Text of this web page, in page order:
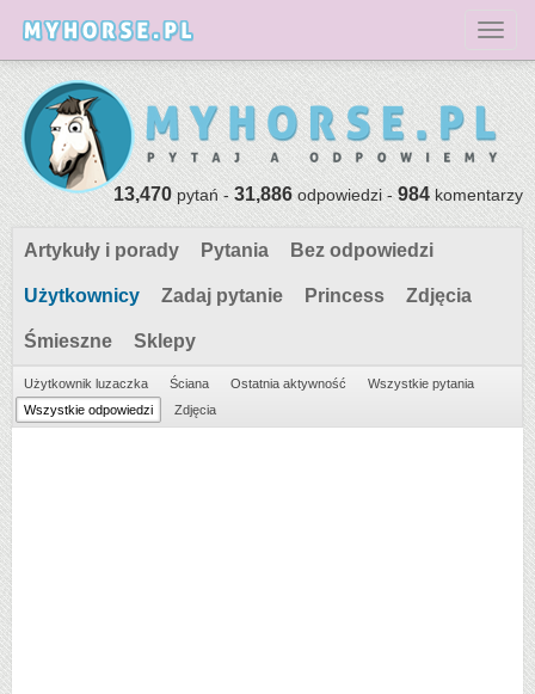
13,470pytań -31,886odpowiedzi -984komentarzy
Artykuły i porady Pytania Bez odpowiedzi
Użytkownicy Zadaj pytanie Princess Zdjęcia
Śmieszne Sklepy
Użytkownik luzaczka Ściana Ostatnia aktywność
Wszystkie pytania
Wszystkie odpowiedzi
Zdjęcia